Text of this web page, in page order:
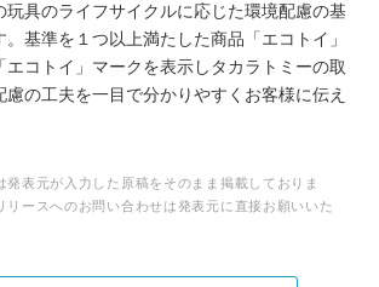
玩具のライフサイクルに応じた環境配慮の基
基準を１つ以上満たした商品「エコトイ」
エコトイ」マークを表示しタカラトミーの取
慮の工夫を一目で分かりやすくお客様に伝え
発表元が入力した原稿をそのまま掲載しておりま
リースへのお問い合わせは発表元に直接お願いいた